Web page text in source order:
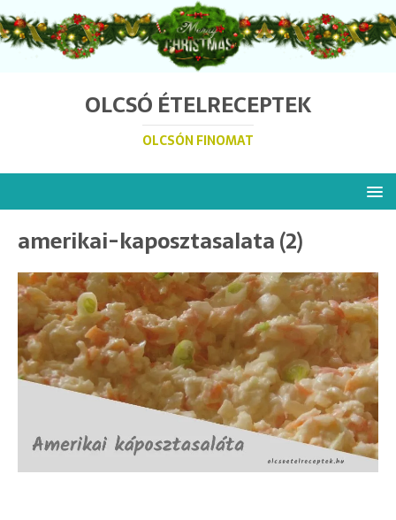
OLCSÓ ÉTELRECEPTEK
OLCSÓN FINOMAT
amerikai-kaposztasalata (2)